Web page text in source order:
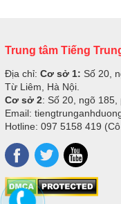
Trung tâm Tiếng
Địa chỉ: Cơ sở 1: Số 20,
Từ Liêm, Hà Nội.
Cơ sở 2: Số 20, ngõ
Email:
Hotline: 097 5158 419